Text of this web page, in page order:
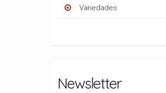
Variedades
Newsletter